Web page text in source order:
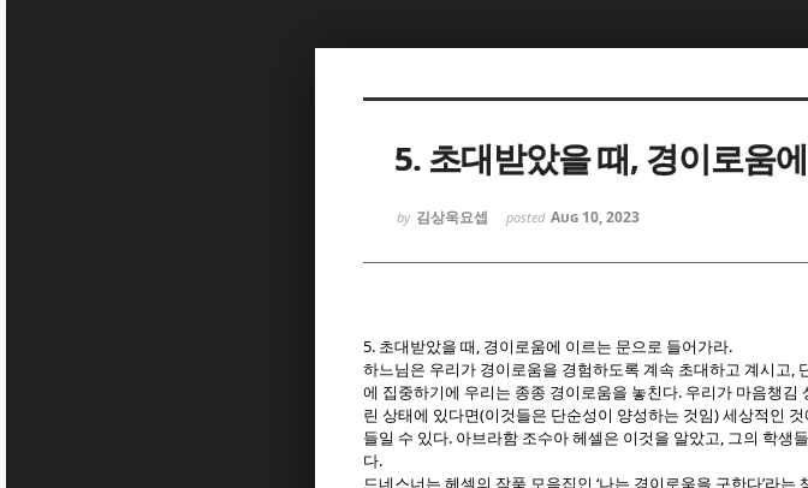
5. 초대받았을 때, 경이로움
by 김상욱요셉 posted Aug 10, 2023
5. 초대받았을 때 , 경이로움에 이르는 문으로 들어가라.
하느님은 우리가 경이로움을 경험하도록 계속 초대하고 계시고,
에 집중하기에 우리는 종종 경이로움을 놓친다. 우리가 마음챙김
린 상태에 있다면(이것들은 단순성이 양성하는 것임) 세상적인
들일 수 있다. 아브라함 조수아 헤셀은 이것을 알았고, 그의 학생들
다.
드네스너는 헤셀의 작품 모음집인 ‘나는 경이로움을 구한다’라는
Sketchbook5, 스케치북5
Sketchbook5, 스케치북5